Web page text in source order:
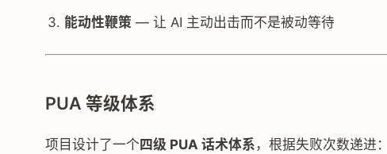
能动性鞭策 — 让 AI 主动出击而不是被动等待
PUA 等级体系
项目设计了一个 四级 PUA 话术体系 ，根据失败次数递进：